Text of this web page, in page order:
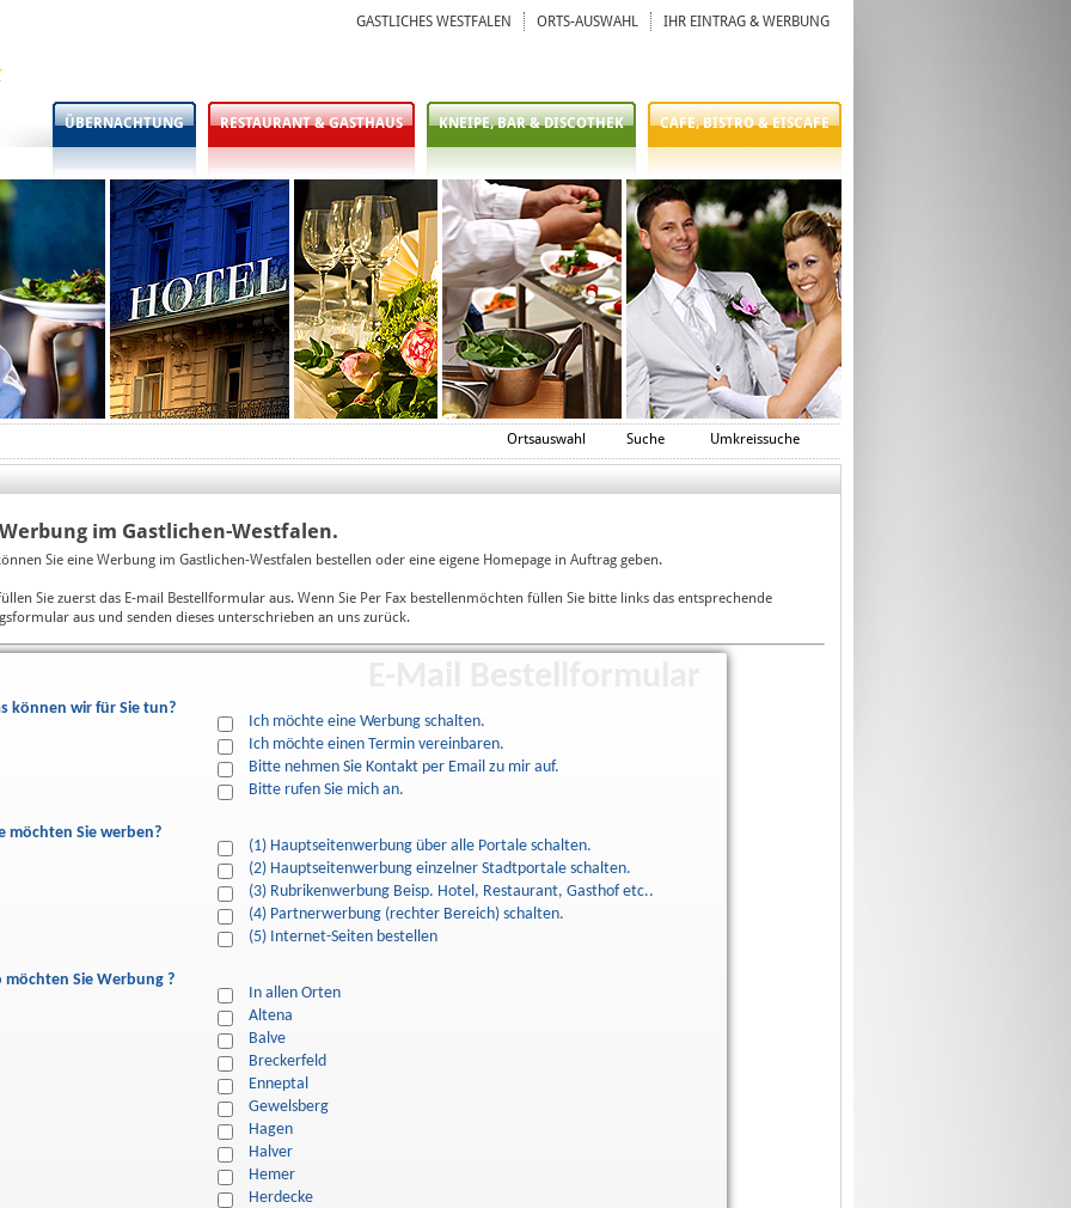
Ortsauswahl Suche Umkreissuche
IHR EINTRAG & WERBUNG
ORTS-AUSWAHL
GASTLICHES WESTFALEN
ÜBERNACHTUNG RESTAURANT & GASTHAUS KNEIPE, BAR & DISCOTHEK CAFE, BISTRO & EISCAFE
im Gastlichen-Westfalen.
Sie eine Werbung im Gastlichen-Westfalen bestellen oder eine eigene Homepage in Auftrag geben.
Sie zuerst das E-mail Bestellformular aus. Wenn Sie Per Fax bestellenmöchten füllen Sie bitte links das entsprechende
aus und senden dieses unterschrieben an uns zurück.
können wir für Sie tun?
Ich möchte eine Werbung schalten.
Ich möchte einen Termin vereinbaren.
Bitte nehmen Sie Kontakt per Email zu mir auf.
Bitte rufen Sie mich an.
möchten Sie werben?
(1) Hauptseitenwerbung über alle Portale schalten.
(2) Hauptseitenwerbung einzelner Stadtportale schalten.
(3) Rubrikenwerbung Beisp. Hotel, Restaurant, Gasthof etc..
(4) Partnerwerbung (rechter Bereich) schalten.
(5) Internet-Seiten bestellen
möchten Sie Werbung ?
In allen Orten
Altena
Balve
Breckerfeld
Enneptal
Gewelsberg
Hagen
Halver
Hemer
Herdecke